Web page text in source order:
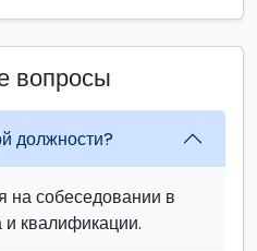
вопросы
должности?
на собеседовании в
и квалификации.